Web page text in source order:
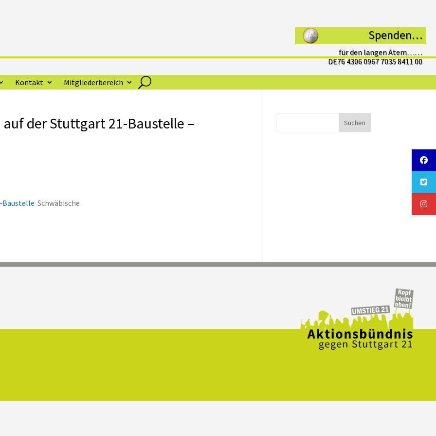
Spenden…
für den langen Atem……
DE76 4306 0967 7035 8411 00
Kontakt Mitgliederbereich
der Stuttgart 21-Baustelle –
Baustelle Schwäbische
Suchen